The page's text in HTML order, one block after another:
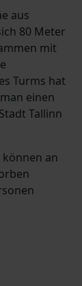
aus
80 Meter
mit
Turms hat
einen
Tallinn
an